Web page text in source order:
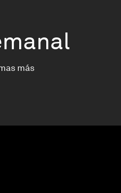
más